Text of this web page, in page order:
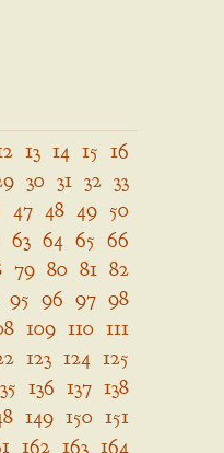
13 14 15 16
30 31 32 33
47 48 49 50
63 64 65 66
79 80 81 82
95 96 97 98
109 110 111
123 124 125
136 137 138
149 150 151
162 163 164